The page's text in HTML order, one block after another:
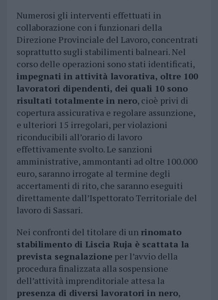
Numerosi gli interventi effettuati in
collaborazione con i funzionari della
Direzione Provinciale del Lavoro, concentrati
soprattutto sugli stabilimenti balneari. Nel
corso delle operazioni sono stati identificati,
impegnati in attività lavorativa, oltre 100
lavoratori dipendenti, dei quali 10 sono
risultati totalmente in nero, cioè privi di
copertura assicurativa e regolare assunzione,
e ulteriori 15 irregolari, per violazioni
riconducibili all’orario di lavoro
effettivamente svolto. Le sanzioni
amministrative, ammontanti ad oltre 100.000
euro, saranno irrogate al termine degli
accertamenti di rito, che saranno eseguiti
direttamente dall’Ispettorato Territoriale del
lavoro di Sassari.
Nei confronti del titolare di un rinomato
stabilimento di Liscia Ruja è scattata la
prevista segnalazioneper l’avvio della
procedura finalizzata alla sospensione
dell’attività imprenditoriale attesa la
presenza di diversi lavoratori in nero,